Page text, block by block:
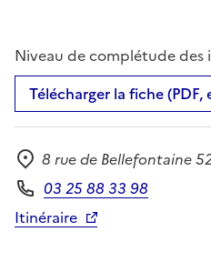
Niveau de complétude des
Télécharger la fiche
Adresse
8 rue de Bellefontaine
Téléphone
03 25 88 33 98
Itinéraire